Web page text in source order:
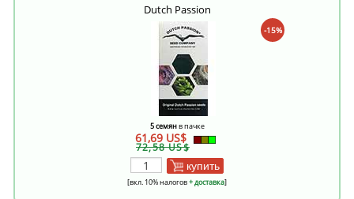
Dutch Passion
-15%
5 семянв пачке
61,69 US$
72,58 US$
купить
[вкл. 10% налогов+ доставка]